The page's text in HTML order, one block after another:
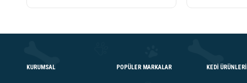
KURUMSAL POPÜLER MARKALAR KEDİ ÜRÜNLERİ